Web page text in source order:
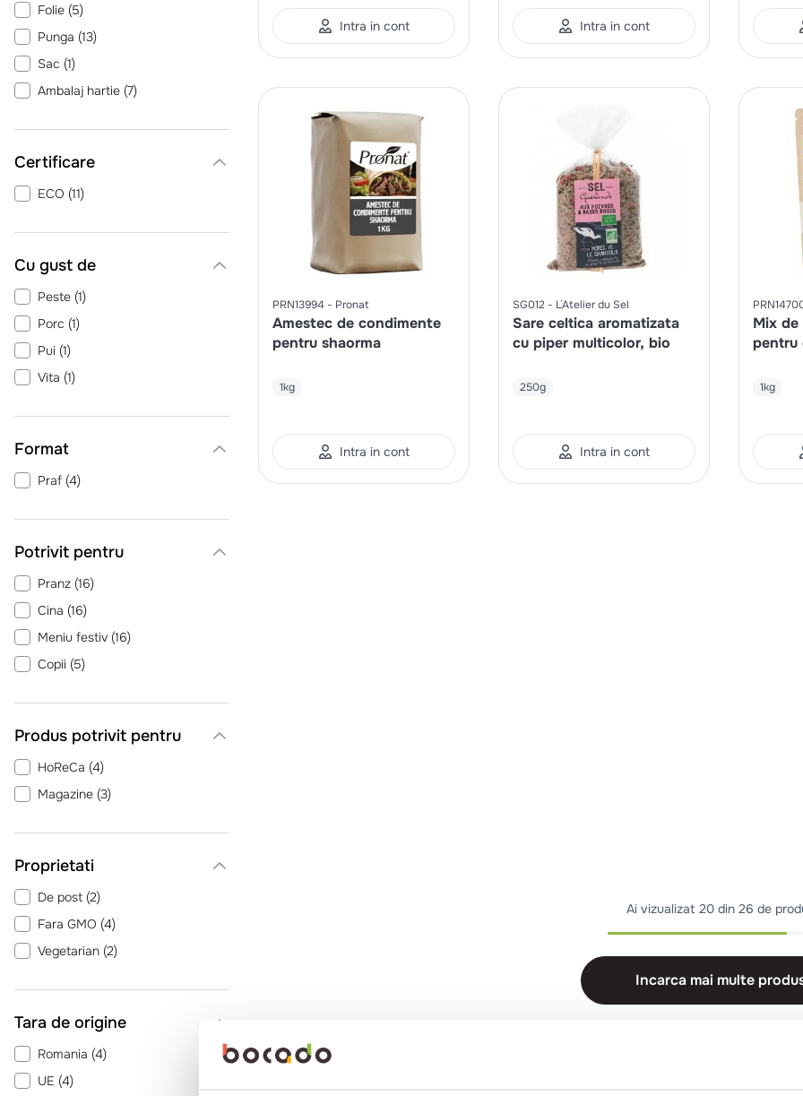
Folie (5)
Punga (13)
Sac (1)
Ambalaj hartie (7)
Certificare
ECO (11)
Cu gust de
Peste (1)
Porc (1)
Pui (1)
Vita (1)
Format
Praf (4)
Potrivit pentru
Pranz (16)
Cina (16)
Meniu festiv (16)
Copii (5)
Produs potrivit pentru
HoReCa (4)
Magazine (3)
Proprietati
De post (2)
Fara GMO (4)
Vegetarian (2)
Tara de origine
Romania (4)
UE (4)
Intra in cont Intra in cont
PRN13994 Pronat
Amestec de condimente
pentru shaorma
1kg
Intra in cont
SG012 L`Atelier du Sel
Sare celtica aromatizata
cu piper multicolor, bio
250g
Intra in cont
Mix
pentru
1kg
Ai vizualizat 20 din 26 de
Incarca mai multe